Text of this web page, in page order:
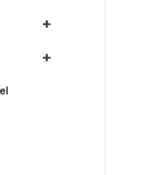
+
+